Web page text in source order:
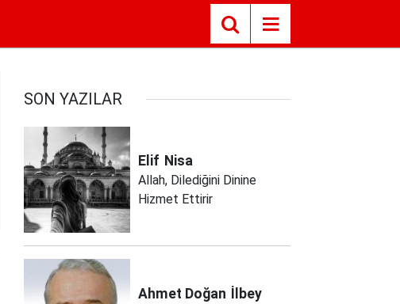
SON YAZILAR
Elif Nisa
Allah, Dilediğini Dinine
Hizmet Ettirir
Ahmet Doğan İlbey